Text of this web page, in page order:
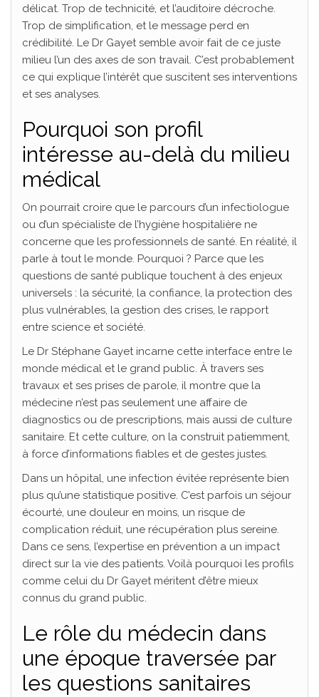
délicat. Trop de technicité, et l’auditoire décroche.
Trop de simplification, et le message perd en
crédibilité. Le Dr Gayet semble avoir fait de ce juste
milieu l’un des axes de son travail. C’est probablement
ce qui explique l’intérêt que suscitent ses interventions
et ses analyses.
Pourquoi son profil
intéresse au-delà du milieu
médical
On pourrait croire que le parcours d’un infectiologue
ou d’un spécialiste de l’hygiène hospitalière ne
concerne que les professionnels de santé. En réalité, il
parle à tout le monde. Pourquoi ? Parce que les
questions de santé publique touchent à des enjeux
universels : la sécurité, la confiance, la protection des
plus vulnérables, la gestion des crises, le rapport
entre science et société.
Le Dr Stéphane Gayet incarne cette interface entre le
monde médical et le grand public. À travers ses
travaux et ses prises de parole, il montre que la
médecine n’est pas seulement une affaire de
diagnostics ou de prescriptions, mais aussi de culture
sanitaire. Et cette culture, on la construit patiemment,
à force d’informations fiables et de gestes justes.
Dans un hôpital, une infection évitée représente bien
plus qu’une statistique positive. C’est parfois un séjour
écourté, une douleur en moins, un risque de
complication réduit, une récupération plus sereine.
Dans ce sens, l’expertise en prévention a un impact
direct sur la vie des patients. Voilà pourquoi les profils
comme celui du Dr Gayet méritent d’être mieux
connus du grand public.
Le rôle du médecin dans
une époque traversée par
les questions sanitaires